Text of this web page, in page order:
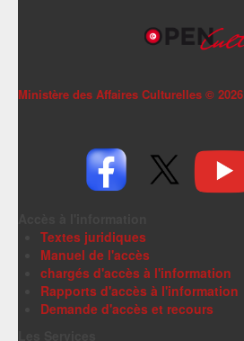
Ministère des Affaires Culturelles © 2026
Textes juridiques
Manuel de l'accès
chargés d'accès à l'information
Rapports d'accès à l'information
Demande d'accès et recours